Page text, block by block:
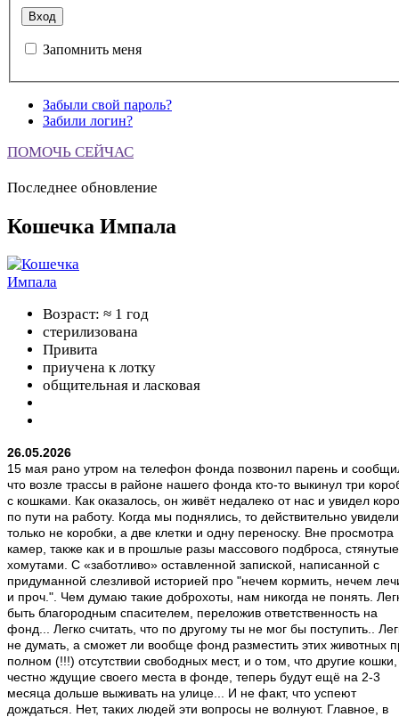
Запомнить меня
Забыли свой пароль?
Забили логин?
ПОМОЧЬ СЕЙЧАС
Последнее обновление
Кошечка Импала
Возраст: ≈ 1 год
стерилизована
Привита
приучена к лотку
общительная и ласковая
26.05.2026
15 мая рано утром на телефон фонда позвонил парень и
что возле трассы в районе нашего фонда кто-то выкинул три
с кошками. Как оказалось, он живёт недалеко от нас и увидел
по пути на работу. Когда мы поднялись, то действительно
только не коробки, а две клетки и одну переноску. Вне просмотра
камер, также как и в прошлые разы массового подброса, стянутые
хомутами. С «заботливо» оставленной запиской, написанной с
придуманной слезливой историей про "нечем кормить, нечем
и проч.". Чем думаю такие доброхоты, нам никогда не понять.
быть благородным спасителем, переложив ответственность на
фонд... Легко считать, что по другому ты не мог бы поступить..
не думать, а сможет ли вообще фонд разместить этих животных
полном (!!!) отсутствии свободных мест, и о том, что другие кошки,
честно ждущие своего места в фонде, теперь будут ещё на 2-3
месяца дольше выживать на улице... И не факт, что успеют
дождаться. Нет, таких людей эти вопросы не волнуют. Главное, в